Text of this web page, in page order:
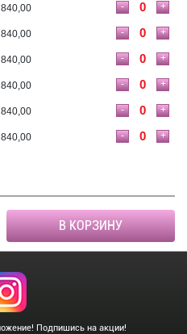
840,00 +
-
840,00 +
-
840,00 +
-
840,00 +
-
840,00 +
-
840,00 +
-
В КОРЗИНУ
Подпишись на акции!